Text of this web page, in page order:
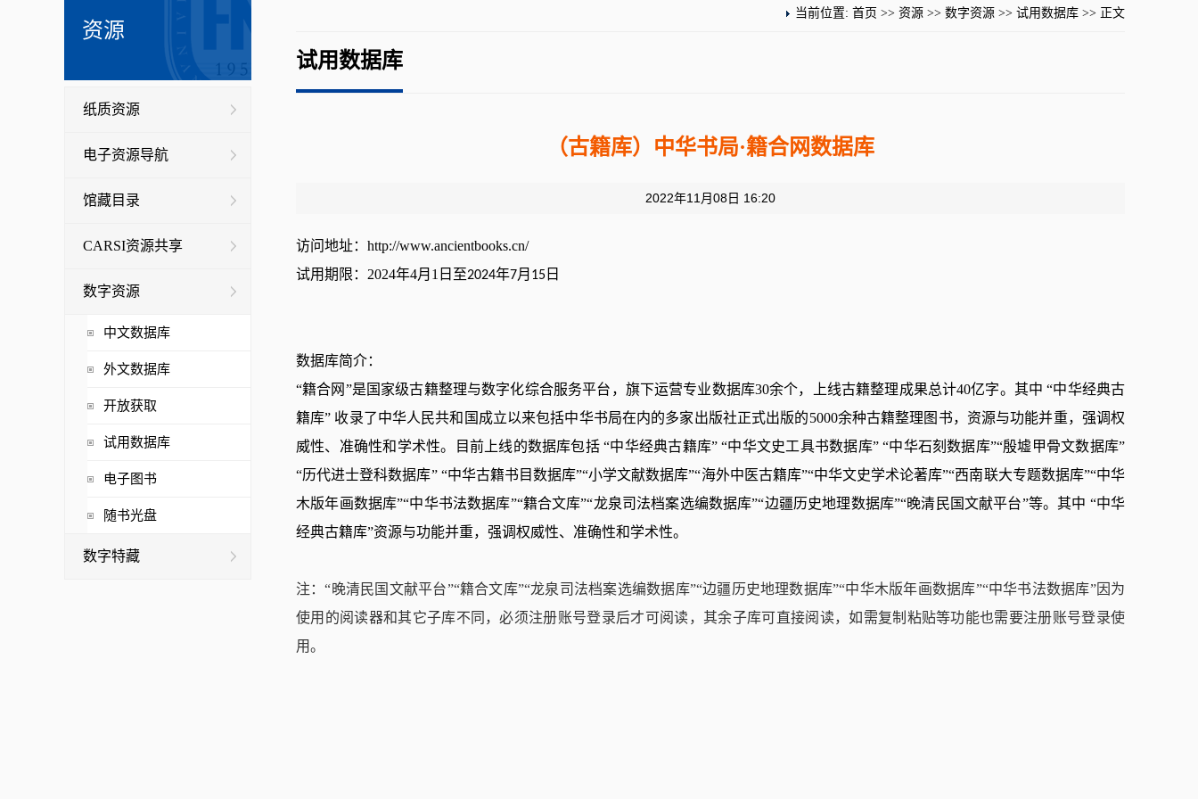
资源
纸质资源
电子资源导航
馆藏目录
CARSI资源共享
数字资源
中文数据库
外文数据库
开放获取
试用数据库
电子图书
随书光盘
数字特藏
当前位置: 首页 >> 资源 >> 数字资源 >> 试用数据库 >> 正文
试用数据库
（古籍库）中华书局·籍合网数据库
2022年11月08日 16:20
访问地址： http://www.ancientbooks.cn/
试用期限：2024年4月1日至2024年7月 15 日
数据库简介：
“籍合网”是国家级古籍整理与数字化综合服务平台，旗下运营专业数据库30余个，上线古籍整理成果总计40亿字。其中 “中华经典古
籍库” 收录了中华人民共和国成立以来包括中华书局在内的多家出版社正式出版的5000余种古籍整理图书，资源与功能并重，强调权
威性、准确性和学术性。
目前上线的数据库包括 “中华经典古籍库” “中华文史工具书数据库” “中华石刻数据库”“殷墟甲骨文数据库”
“历代进士登科数据库” “中华古籍书目数据库”“小学文献数据库”“海外中医古籍库”“中华文史学术论著库”“西南联大专题数据库”“中华
木版年画数据库”“中华书法数据库”“籍合文库”“龙泉司法档案选编数据库”“边疆历史地理数据库”“晚清民国文献平台”等。其中 “中华
经典古籍库”资源与功能并重，强调权威性、准确性和学术性。
注：“晚清民国文献平台”“籍合文库”“龙泉司法档案选编数据库”“边疆历史地理数据库”“中华木版年画数据库”“中华书法数据库”因为
使用的阅读器和其它子库不同，必须注册账号登录后才可阅读，其余子库可直接阅读，如需复制粘贴等功能也需要注册账号登录使
用。